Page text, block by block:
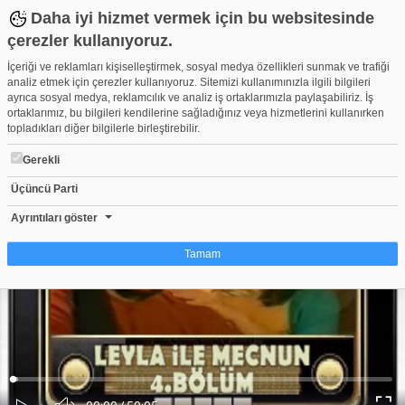
Daha iyi hizmet vermek için bu websitesinde
çerezler kullanıyoruz.
İçeriği ve reklamları kişiselleştirmek, sosyal medya özellikleri sunmak ve trafiği
analiz etmek için çerezler kullanıyoruz. Sitemizi kullanımınızla ilgili bilgileri
ayrıca sosyal medya, reklamcılık ve analiz iş ortaklarımızla paylaşabiliriz. İş
ortaklarımız, bu bilgileri kendilerine sağladığınız veya hizmetlerini kullanırken
topladıkları diğer bilgilerle birleştirebilir.
Gerekli
Üçüncü Parti
Ayrıntıları göster
Tamam
Çerez nedir?
Çerezler, web-sitelerinin, kullanıcıların deneyimlerini daha verimli hale getirmek
amacıyla kullandığı küçük metin dosyalarıdır. Yasalara göre, bu sitenin
işletilmesi için kesinlikle gerekli olan çerezleri cihazınıza yerleştirebiliyoruz.
Diğer çerez türleri için sizden izin almamız gerekiyor. Bu site farklı çerez türleri
kullanmaktadır. Bazı çerezler, sayfalarımızda yer alan üçüncü şahıs hizmetleri
tarafından yerleştirilir. İzniniz şu alanlar için geçerlidir: web.tv
Ses
Yüklendi:
Yükleniyor:
leyla ile mecnun - 4.Bölüm